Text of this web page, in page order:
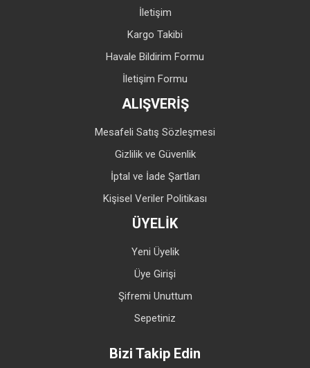
İletişim
Kargo Takibi
Havale Bildirim Formu
İletişim Formu
ALIŞVERİŞ
Mesafeli Satış Sözleşmesi
Gizlilik ve Güvenlik
İptal ve İade Şartları
Kişisel Veriler Politikası
ÜYELİK
Yeni Üyelik
Üye Girişi
Şifremi Unuttum
Sepetiniz
Bizi Takip Edin